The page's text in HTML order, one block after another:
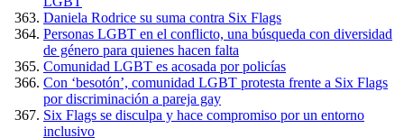
Daniela Rodrice su suma contra Six Flags
Personas LGBT en el conflicto, una búsqueda con diversidad
de género para quienes hacen falta
Comunidad LGBT es acosada por policías
Con ‘besotón’, comunidad LGBT protesta frente a Six Flags
por discriminación a pareja gay
Six Flags se disculpa y hace compromiso por un entorno
inclusivo